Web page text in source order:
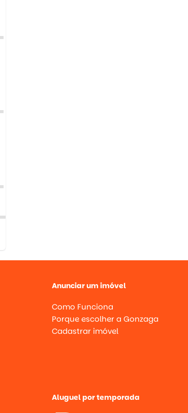
Anunciar um imóvel
Como Funciona
Porque escolher a Gonzaga
Cadastrar imóvel
Aluguel por temporada